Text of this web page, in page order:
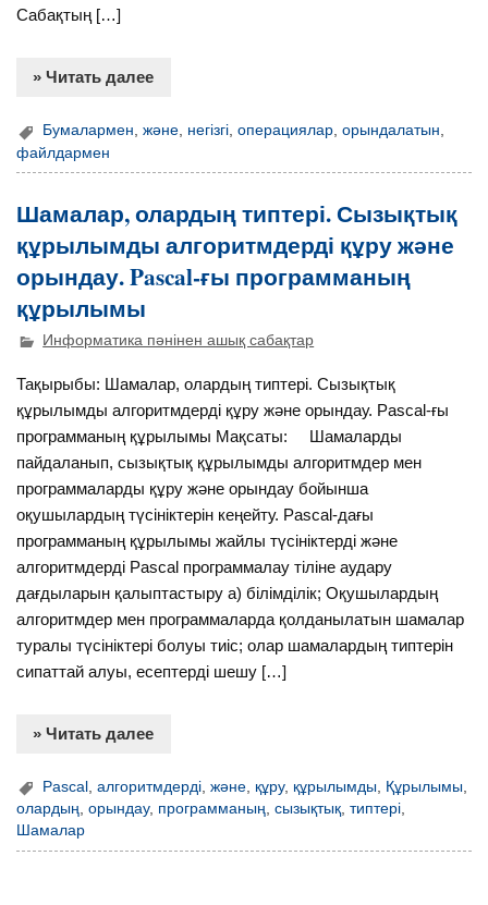
Сабақтың […]
» Читать далее
Бумалармен,және, негізгі,операциялар,орындалатын,
файлдармен
Шамалар, олардың типтері. Сызықтық
құрылымды алгоритмдерді құру және
орындау. Pascal-ғы программаның
құрылымы
Информатика пәнінен ашық сабақтар
Тақырыбы: Шамалар, олардың типтері. Сызықтық
құрылымды алгоритмдерді құру және орындау. Pascal-ғы
программаның құрылымы Мақсаты: Шамаларды
пайдаланып, сызықтық құрылымды алгоритмдер мен
программаларды құру және орындау бойынша
оқушылардың түсініктерін кеңейту. Pascal-дағы
программаның құрылымы жайлы түсініктерді және
алгоритмдерді Pascal программалау тіліне аудару
дағдыларын қалыптастыру а) білімділік; Оқушылардың
алгоритмдер мен программаларда қолданылатын шамалар
туралы түсініктері болуы тиіс; олар шамалардың типтерін
сипаттай алуы, есептерді шешу […]
» Читать далее
Pascal ,алгоритмдерді,және, құру, құрылымды, Құрылымы,
олардың,орындау, программаның,сызықтық,типтері,
Шамалар